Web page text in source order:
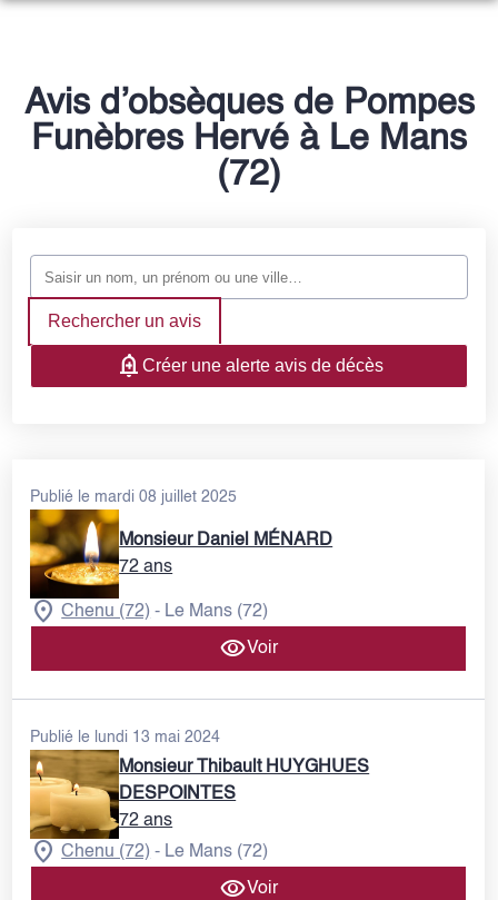
ORGANISER DES OBSÈQUES
PRÉVOIR SES OBSÈQUES
SERVICES AUX FAMILLES
NOTRE HISTOIRE
NOTRE AGENCE
NOTRE CHAMBRE FUNERAIRE
Avis d’obsèques de Pompes
Funèbres Hervé à Le Mans
(72)
Rechercher un avis
Créer une alerte avis de décès
Publié le mardi 08 juillet 2025
Monsieur Daniel MÉNARD
72 ans
Chenu (72) - Le Mans (72)
Voir
Publié le lundi 13 mai 2024
Monsieur Thibault HUYGHUES
DESPOINTES
72 ans
Chenu (72) - Le Mans (72)
Voir